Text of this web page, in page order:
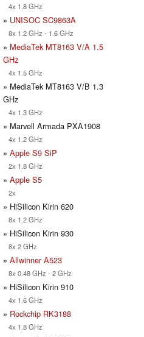
4x 1.8 GHz
» UNISOC SC9863A
8x 1.2 GHz - 1.6 GHz
» MediaTek MT8163 V/A 1.5
GHz
4x 1.5 GHz
» MediaTek MT8163 V/B 1.3
GHz
4x 1.3 GHz
» Marvell Armada PXA1908
4x 1.2 GHz
» Apple S9 SiP
2x 1.8 GHz
» Apple S5
2x
» HiSilicon Kirin 620
8x 1.2 GHz
» HiSilicon Kirin 930
8x 2 GHz
» Allwinner A523
8x 0.48 GHz - 2 GHz
» HiSilicon Kirin 910
4x 1.6 GHz
» Rockchip RK3188
4x 1.8 GHz